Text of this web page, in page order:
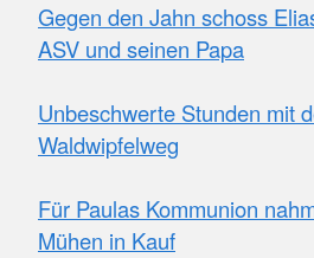
sich jederzeit genauso an
wenden wie Nachbarn,
Betroffene in ihrem Umfeld
Tobias Muhr betont, steht
Herzenswunsch-Mobil auch
Gegen den Jahn schoss
ASV und seinen Papa
Unbeschwerte Stunden mit
Waldwipfelweg
Für Paulas Kommunion
Mühen in Kauf